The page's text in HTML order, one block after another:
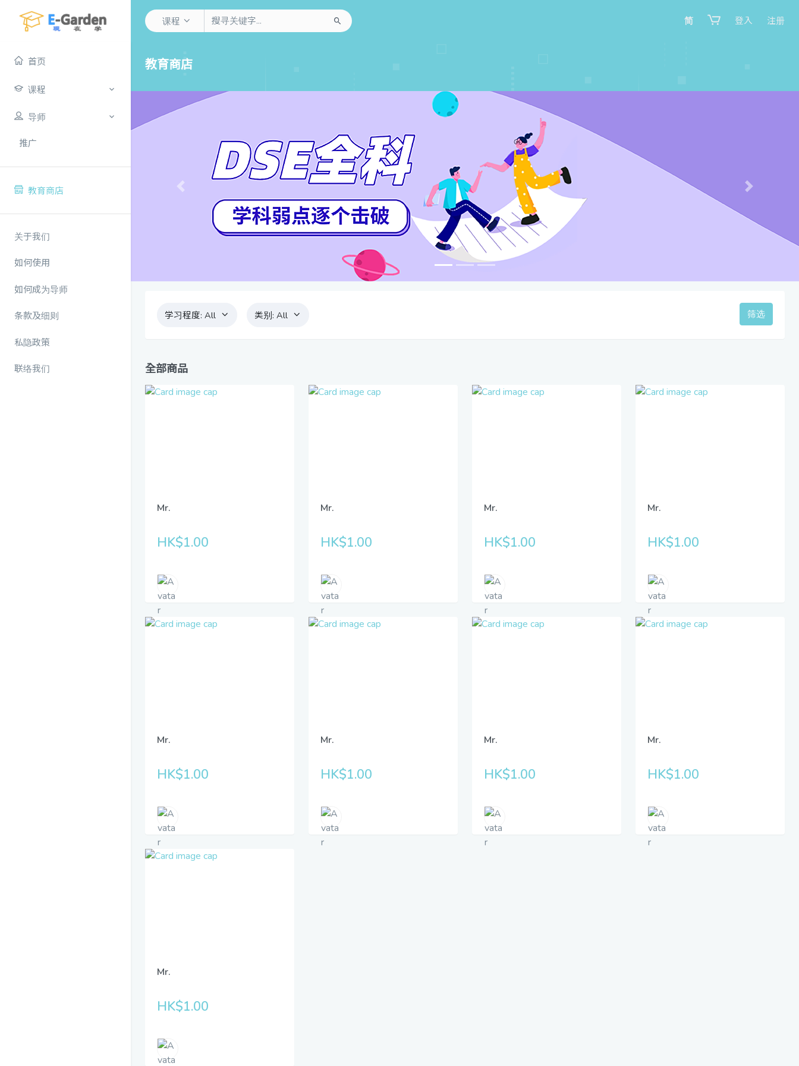
课程 简 登入 注册
首页
课程
导师
推广
教育商店
关于我们
如何使用
如何成为导师
条款及细则
私隐政策
联络我们
教育商店
Previous Next
学习程度: All 类别: All 筛选
全部商品
Mr.
HK$1.00
Mr.
HK$1.00
Mr.
HK$1.00
Mr.
HK$1.00
Mr.
HK$1.00
Mr.
HK$1.00
Mr.
HK$1.00
Mr.
HK$1.00
Mr.
HK$1.00